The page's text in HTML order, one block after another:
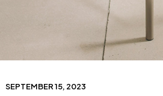
SEPTEMBER 15, 2023